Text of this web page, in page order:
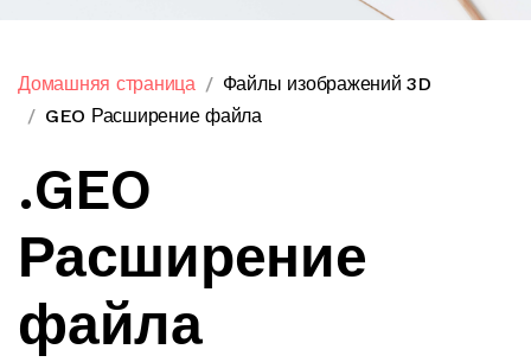
Домашняя страница
Файлы изображений 3D
GEO Расширение файла
.GEO
Расширение
файла